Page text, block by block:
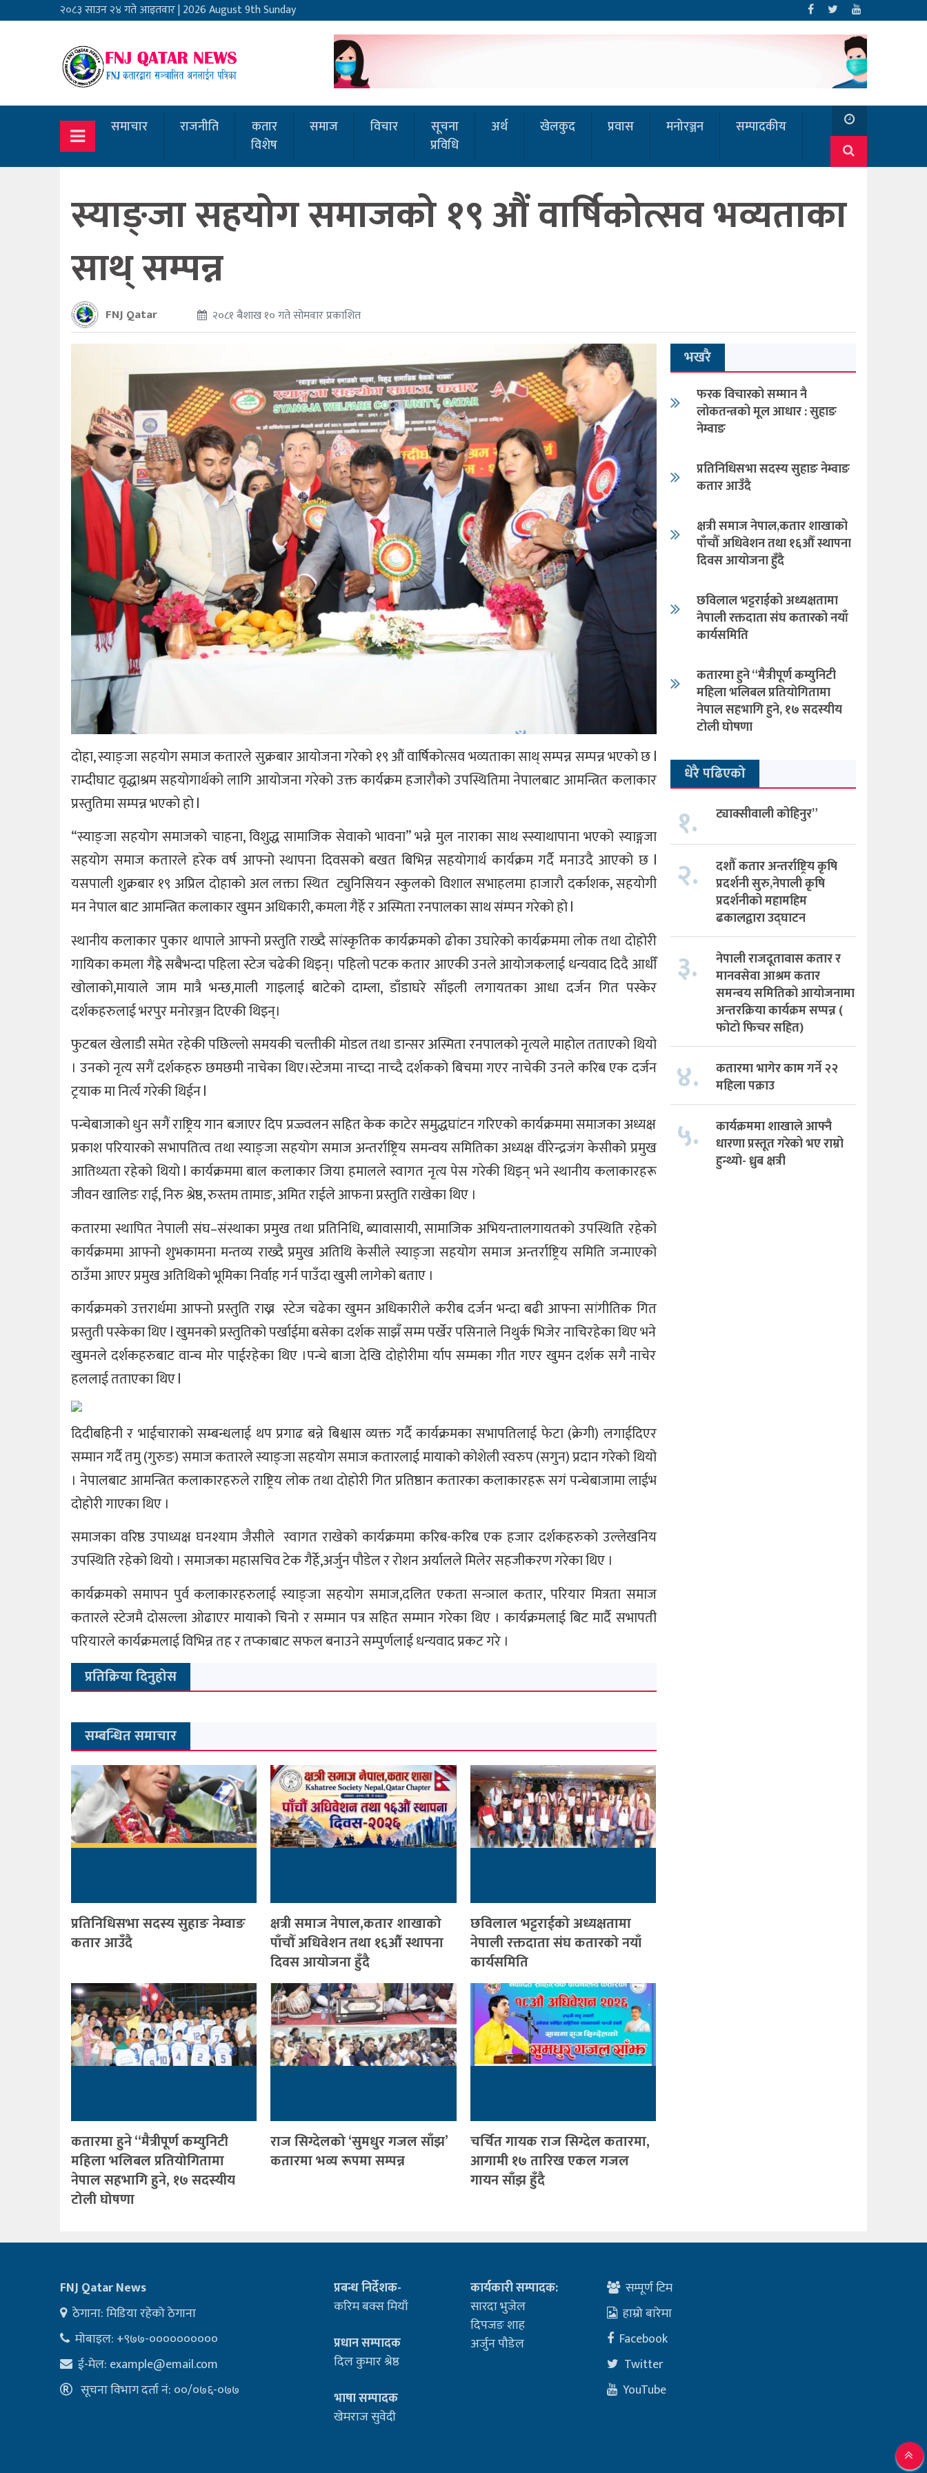
२०८३ साउन २४ गते आइतवार|2026 August 9th Sunday
समाचार राजनीति
कतार
विशेष
समाज विचार
सूचना
प्रविधि
अर्थ खेलकुद प्रवास मनोरञ्जन सम्पादकीय
स्याङ्जा सहयोग समाजको १९ औं वार्षिकोत्सव भव्यताका
साथ् सम्पन्न
FNJ Qatar २०८१ बैशाख १० गते सोमवार प्रकाशित
दोहा, स्याङ्जा सहयोग समाज कतारले सुक्रबार आयोजना गरेको १९ औं वार्षिकोत्सव भव्यताका साथ् सम्पन्न सम्पन्न भएको छ l
राम्दीघाट वृद्धाश्रम सहयोगार्थको लागि आयोजना गरेको उक्त कार्यक्रम हजारौको उपस्थितिमा नेपालबाट आमन्त्रित कलाकार
प्रस्तुतिमा सम्पन्न भएको हो l
“स्याङ्जा सहयोग समाजको चाहना, विशुद्ध सामाजिक सेवाको भावना” भन्ने मुल नाराका साथ स्स्याथापाना भएको स्याङ्गजा
सहयोग समाज कतारले हरेक वर्ष आफ्नो स्थापना दिवसको बखत बिभिन्न सहयोगार्थ कार्यक्रम गर्दै मनाउदै आएको छ l
यसपाली शुक्रबार १९ अप्रिल दोहाको अल लक्ता स्थित ट्युनिसियन स्कुलको विशाल सभाहलमा हाजारौ दर्काशक, सहयोगी
मन नेपाल बाट आमन्त्रित कलाकार खुमन अधिकारी, कमला गैर्हे र अस्मिता रनपालका साथ संम्पन गरेको हो l
स्थानीय कलाकार पुकार थापाले आफ्नो प्रस्तुति राख्दै सांस्कृतिक कार्यक्रमको ढोका उघारेको कार्यक्रममा लोक तथा दोहोरी
गायिका कमला गैह्रे सबैभन्दा पहिला स्टेज चढेकी थिइन्। पहिलो पटक कतार आएकी उनले आयोजकलाई धन्यवाद दिदै आधीँ
खोलाको,मायाले जाम मात्रै भन्छ,माली गाइलाई बाटेको दाम्ला, डाँडाघरे साँइली लगायतका आधा दर्जन गित पस्केर
दर्शकहरुलाई भरपुर मनोरञ्जन दिएकी थिइन्।
फुटबल खेलाडी समेत रहेकी पछिल्लो समयकी चल्तीकी मोडल तथा डान्सर अस्मिता रनपालको नृत्यले माहोल तताएको थियो
। उनको नृत्य सगैं दर्शकहरु छमछमी नाचेका थिए।स्टेजमा नाच्दा नाच्दै दर्शकको बिचमा गएर नाचेकी उनले करिब एक दर्जन
ट्रयाक मा निर्त्य गरेकी थिईन l
पन्चेबाजाको धुन सगैं राष्ट्रिय गान बजाएर दिप प्रज्ज्वलन सहित केक काटेर समुद्धघांटन गरिएको कार्यक्रममा समाजका अध्यक्ष
प्रकाश परियारको सभापतित्व तथा स्याङ्जा सहयोग समाज अन्तर्राष्ट्रिय समन्वय समितिका अध्यक्ष वीरेन्द्रजंग केसीको प्रमुख
आतिथ्यता रहेको थियो l कार्यक्रममा बाल कलाकार जिया हमालले स्वागत नृत्य पेस गरेकी थिइन् भने स्थानीय कलाकारहरू
जीवन खालिङ राई, निरु श्रेष्ठ, रुस्तम तामाङ, अमित राईले आफना प्रस्तुति राखेका थिए ।
कतारमा स्थापित नेपाली संघ–संस्थाका प्रमुख तथा प्रतिनिधि, ब्यावासायी, सामाजिक अभियन्तालगायतको उपस्थिति रहेको
कार्यक्रममा आफ्नो शुभकामना मन्तव्य राख्दै प्रमुख अतिथि केसीले स्याङ्जा सहयोग समाज अन्तर्राष्ट्रिय समिति जन्माएको
ठाउँमा आएर प्रमुख अतिथिको भूमिका निर्वाह गर्न पाउँदा खुसी लागेको बताए ।
कार्यक्रमको उत्तरार्धमा आफ्नो प्रस्तुति राख्न स्टेज चढेका खुमन अधिकारीले करीब दर्जन भन्दा बढी आफ्ना सांगीतिक गित
प्रस्तुती पस्केका थिए l खुमनको प्रस्तुतिको पर्खाईमा बसेका दर्शक साझँ सम्म पर्खेर पसिनाले निथुर्क भिजेर नाचिरहेका थिए भने
खुमनले दर्शकहरुबाट वान्च मोर पाईरहेका थिए ।पन्चे बाजा देखि दोहोरीमा र्याप सम्मका गीत गएर खुमन दर्शक सगै नाचेर
हललाई तताएका थिए l
दिदीबहिनी र भाईचाराको सम्बन्धलाई थप प्रगाढ बन्ने बिश्वास व्यक्त गर्दै कार्यक्रमका सभापतिलाई फेटा (क्रेगी) लगाईदिएर
सम्मान गर्दै तमु (गुरुङ) समाज कतारले स्याङ्जा सहयोग समाज कतारलाई मायाको कोशेली स्वरुप (सगुन) प्रदान गरेको थियो
। नेपालबाट आमन्त्रित कलाकारहरुले राष्ट्रिय लोक तथा दोहोरी गित प्रतिष्ठान कतारका कलाकारहरू सगं पन्चेबाजामा लाईभ
दोहोरी गाएका थिए ।
समाजका वरिष्ठ उपाध्यक्ष घनश्याम जैसीले स्वागत राखेको कार्यक्रममा करिब-करिब एक हजार दर्शकहरुको उल्लेखनिय
उपस्थिति रहेको थियो । समाजका महासचिव टेक गैर्हे,अर्जुन पौडेल र रोशन अर्यालले मिलेर सहजीकरण गरेका थिए ।
कार्यक्रमको समापन पुर्व कलाकारहरुलाई स्याङ्जा सहयोग समाज,दलित एकता सन्ञाल कतार, परियार मित्रता समाज
कतारले स्टेजमै दोसल्ला ओढाएर मायाको चिनो र सम्मान पत्र सहित सम्मान गरेका थिए । कार्यक्रमलाई बिट मार्दै सभापती
परियारले कार्यक्रमलाई विभिन्न तह र तप्काबाट सफल बनाउने सम्पुर्णलाई धन्यवाद प्रकट गरे ।
प्रतिक्रिया दिनुहोस
सम्बन्धित समाचार
प्रतिनिधिसभा सदस्य सुहाङ नेम्वाङ
कतार आउँदै
क्षत्री समाज नेपाल,कतार शाखाको
पाँचौँ अधिवेशन तथा १६औँ स्थापना
दिवस आयोजना हुँदै
छविलाल भट्टराईको अध्यक्षतामा
नेपाली रक्तदाता संघ कतारको नयाँ
कार्यसमिति
कतारमा हुने “मैत्रीपूर्ण कम्युनिटी
महिला भलिबल प्रतियोगितामा
नेपाल सहभागि हुने, १७ सदस्यीय
टोली घोषणा
राज सिग्देलको ‘सुमधुर गजल साँझ’
कतारमा भव्य रूपमा सम्पन्न
चर्चित गायक राज सिग्देल कतारमा,
आगामी १७ तारिख एकल गजल
गायन साँझ हुँदै
भखरै
फरक विचारको सम्मान नै
लोकतन्त्रको मूल आधार : सुहाङ
नेम्वाङ
प्रतिनिधिसभा सदस्य सुहाङ नेम्वाङ
कतार आउँदै
क्षत्री समाज नेपाल,कतार शाखाको
पाँचौँ अधिवेशन तथा १६औँ स्थापना
दिवस आयोजना हुँदै
छविलाल भट्टराईको अध्यक्षतामा
नेपाली रक्तदाता संघ कतारको नयाँ
कार्यसमिति
कतारमा हुने “मैत्रीपूर्ण कम्युनिटी
महिला भलिबल प्रतियोगितामा
नेपाल सहभागि हुने, १७ सदस्यीय
टोली घोषणा
धेरै पढिएको
१. ट्याक्सीवाली कोहिनुर”
२.
दशौँ कतार अन्तर्राष्ट्रिय कृषि
प्रदर्शनी सुरु,नेपाली कृषि
प्रदर्शनीको महामहिम
ढकालद्वारा उद्घाटन
३.
नेपाली राजदूतावास कतार र
मानवसेवा आश्रम कतार
समन्वय समितिको आयोजनामा
अन्तरक्रिया कार्यक्रम सप्पन्न (
फोटो फिचर सहित)
४.
कतारमा भागेर काम गर्ने २२
महिला पक्राउ
५.
कार्यक्रममा शाखाले आफ्नै
धारणा प्रस्तूत गरेको भए राम्रो
हुन्थ्यो- ध्रुब क्षत्री
FNJ Qatar News
ठेगाना: मिडिया रहेको ठेगाना
मोबाइल: +९७७-००००००००००
ई-मेल: example@email.com
सूचना विभाग दर्ता नं: ००/०७६-०७७
प्रबन्ध निर्देशक-
करिम बक्स मियाँ
प्रधान सम्पादक
दिल कुमार श्रेष्ठ
भाषा सम्पादक
खेमराज सुवेदी
कार्यकारी सम्पादक:
सारदा भुजेल
दिपजङ शाह
अर्जुन पौडेल
सम्पूर्ण टिम
हाम्रो बारेमा
Facebook
Twitter
YouTube